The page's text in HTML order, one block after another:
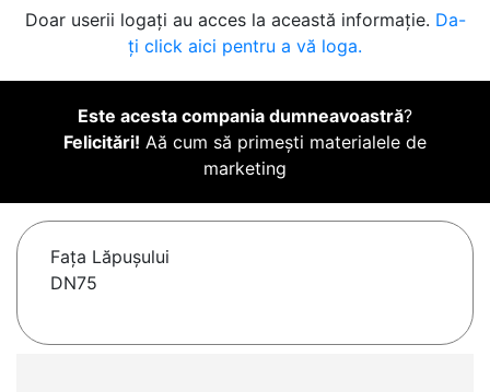
Doar userii logați au acces la această informație. Da-
ți click aici pentru a vă loga.
Este acesta compania dumneavoastră?
Felicitări! Aă cum să primești materialele de
marketing
Faţa Lăpuşului
DN75